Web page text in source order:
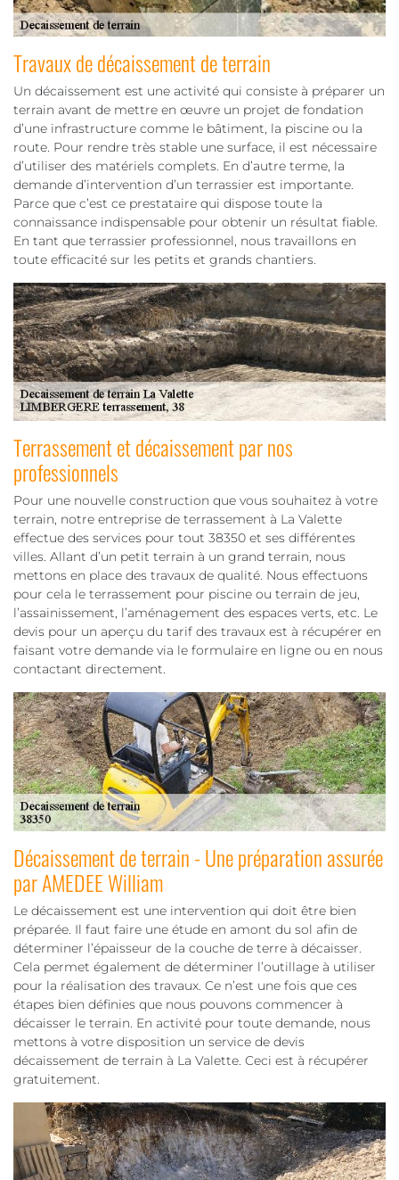
Travaux de décaissement de terrain
Un décaissement est une activité qui consiste à préparer un
terrain avant de mettre en œuvre un projet de fondation
d’une infrastructure comme le bâtiment, la piscine ou la
route. Pour rendre très stable une surface, il est nécessaire
d’utiliser des matériels complets. En d’autre terme, la
demande d’intervention d’un terrassier est importante.
Parce que c’est ce prestataire qui dispose toute la
connaissance indispensable pour obtenir un résultat fiable.
En tant que terrassier professionnel, nous travaillons en
toute efficacité sur les petits et grands chantiers.
Terrassement et décaissement par nos
professionnels
Pour une nouvelle construction que vous souhaitez à votre
terrain, notre entreprise de terrassement à La Valette
effectue des services pour tout 38350 et ses différentes
villes. Allant d’un petit terrain à un grand terrain, nous
mettons en place des travaux de qualité. Nous effectuons
pour cela le terrassement pour piscine ou terrain de jeu,
l’assainissement, l’aménagement des espaces verts, etc. Le
devis pour un aperçu du tarif des travaux est à récupérer en
faisant votre demande via le formulaire en ligne ou en nous
contactant directement.
Décaissement de terrain - Une préparation assurée
par AMEDEE William
Le décaissement est une intervention qui doit être bien
préparée. Il faut faire une étude en amont du sol afin de
déterminer l’épaisseur de la couche de terre à décaisser.
Cela permet également de déterminer l’outillage à utiliser
pour la réalisation des travaux. Ce n’est une fois que ces
étapes bien définies que nous pouvons commencer à
décaisser le terrain. En activité pour toute demande, nous
mettons à votre disposition un service de devis
décaissement de terrain à La Valette. Ceci est à récupérer
gratuitement.